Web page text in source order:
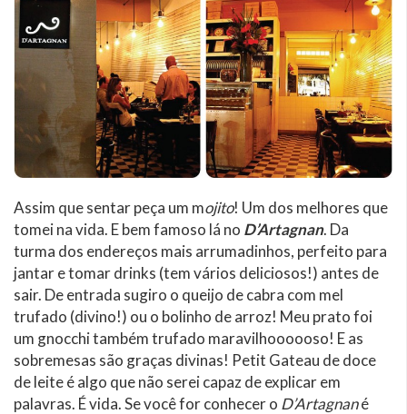
Assim que sentar peça um mojito! Um dos melhores que
tomei na vida. E bem famoso lá no D’Artagnan. Da
turma dos endereços mais arrumadinhos, perfeito para
jantar e tomar drinks (tem vários deliciosos!) antes de
sair. De entrada sugiro o queijo de cabra com mel
trufado (divino!) ou o bolinho de arroz! Meu prato foi
um gnocchi também trufado maravilhoooooso! E as
sobremesas são graças divinas! Petit Gateau de doce
de leite é algo que não serei capaz de explicar em
palavras. É vida. Se você for conhecer o D’Artagnané